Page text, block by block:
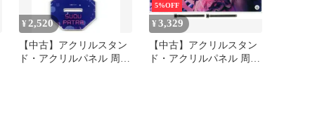
¥ 2,520
【中古】アクリルスタン
ド・アクリルパネル 周防
5%OFF
¥3,329
【中古】アクリルスタン
ド・アクリルパネル 周防